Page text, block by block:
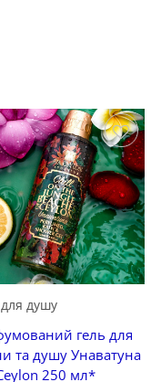
Зберегти
душу
гель для
та душу Унаватуна
250 мл*